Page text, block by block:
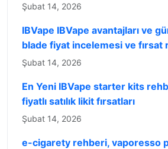
Şubat 14, 2026
IBVape IBVape avantajları ve
blade fiyat incelemesi ve fırsat
Şubat 14, 2026
En Yeni IBVape starter kits
fiyatlı satılık likit fırsatları
Şubat 14, 2026
e-cigarety rehberi, vaporesso